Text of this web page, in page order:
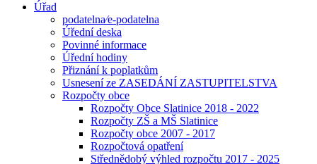
Úřad
podatelna⁄e-podatelna
Úřední deska
Povinné informace
Úřední hodiny
Přiznání k poplatkům
Usnesení ze ZASEDÁNÍ ZASTUPITELSTVA
Rozpočty obce
Rozpočty Obce Slatinice 2018 - 2022
Rozpočty ZŠ a MŠ Slatinice
Rozpočty obce 2007 - 2017
Rozpočtová opatření
Střednědobý výhled rozpočtu 2017 - 2025